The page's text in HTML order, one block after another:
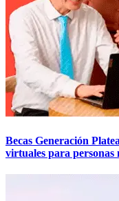
Becas Generación
virtuales para personas